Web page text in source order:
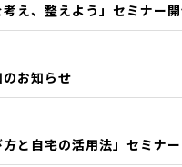
え、整えよう」セミナー
お知らせ
と自宅の活用法」セミナ